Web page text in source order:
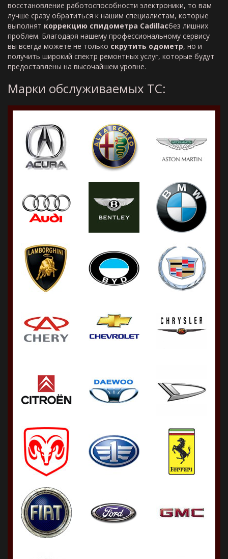
восстановление работоспособности электроники, то вам
лучше сразу обратиться к нашим специалистам, которые
выполнят коррекцию спидометра Cadillacбез лишних
проблем. Благодаря нашему профессиональному сервису
вы всегда можете не только скрутить одометр, но и
получить широкий спектр ремонтных услуг, которые будут
предоставлены на высочайшем уровне.
Марки обслуживаемых ТС: